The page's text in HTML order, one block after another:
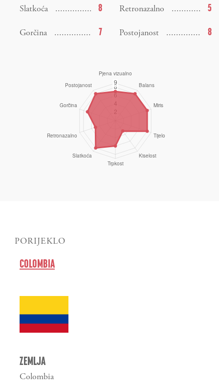
Slatkoća 8 Retronazalno 5
Gorčina 7 Postojanost 8
PORIJEKLO
COLOMBIA
ZEMLJA
Colombia